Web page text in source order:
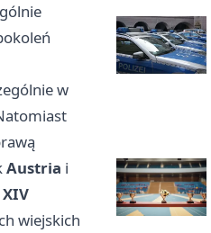
w
Austria i
wiejskich